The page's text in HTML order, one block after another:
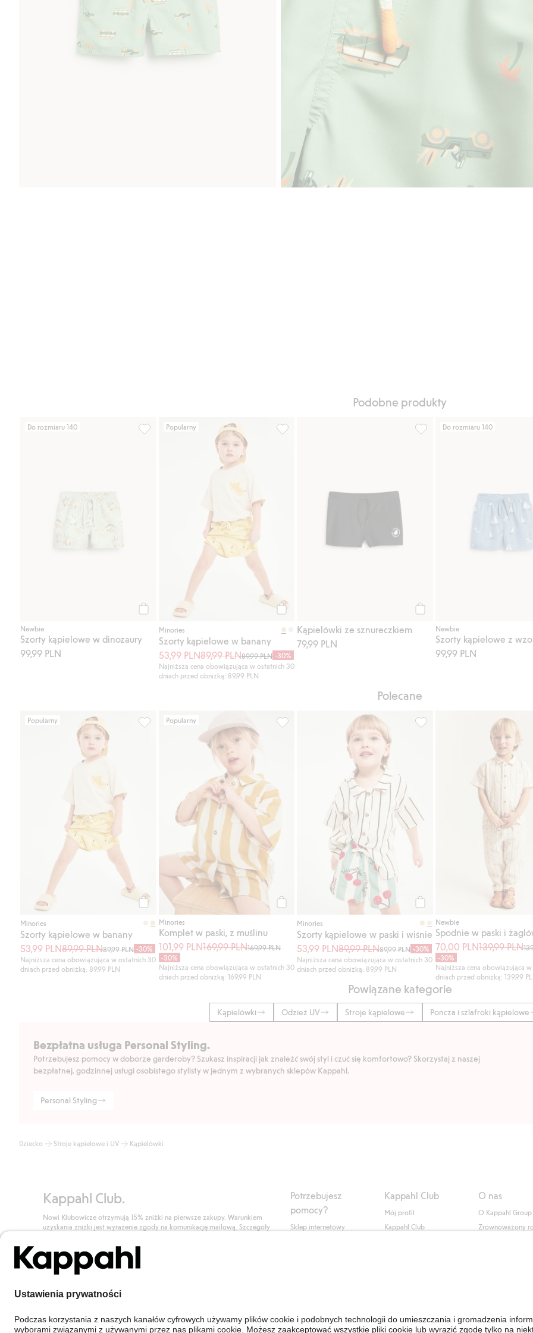
Podobne produkty
Do rozmiaru 140
Newbie
Szorty kąpielowe w dinozaury
99,99 PLN
Szorty kąpielowe w dinozaury, Dodaj do listy ulubione
Popularny
Minories
Szorty kąpielowe w banany
53,99 PLN89,99 PLN89,99 PLN -30%
Najniższa cena obowiązująca w ostatnich 30
dniach przed obniżką: 89,99 PLN
Kąpielówki ze sznureczkiem
79,99 PLN
Do rozmiaru 140
Newbie
99,99 PLN
Polecane
Popularny
Minories
Szorty kąpielowe w banany
53,99 PLN89,99 PLN89,99 PLN -30%
Najniższa cena obowiązująca w ostatnich 30
dniach przed obniżką: 89,99 PLN
Szorty kąpielowe w banany, Dodaj do listy ulubione
Popularny
Minories
Komplet w paski, z muślinu
101,99 PLN169,99 PLN169,99 PLN
-30%
Najniższa cena obowiązująca w ostatnich 30
dniach przed obniżką: 169,99 PLN
Komplet w paski, z muślinu, Dodaj do listy ulubione
Minories
Szorty kąpielowe w paski i wiśnie
53,99 PLN89,99 PLN89,99 PLN -30%
Najniższa cena obowiązująca w ostatnich 30
dniach przed obniżką: 89,99 PLN
Szorty kąpielowe w paski i
Newbie
Spodnie w paski i
70,00 PLN139,99 PLN
-30%
Najniższa cena obowiązująca
dniach przed obniżką: 139,99
Powiązane kategorie
Kąpielówki Odzież UV Stroje kąpielowe Poncza i szlafroki kąpielowe
Bezpłatna usługa Personal Styling.
Potrzebujesz pomocy w doborze garderoby? Szukasz inspiracji jak znaleźć swój styl i czuć się komfortowo? Skorzystaj z naszej
bezpłatnej, godzinnej usługi osobistego stylisty w jednym z wybranych sklepów Kappahl.
Personal Styling
Dziecko Stroje kąpielowe i UV Kąpielówki
Kappahl Club.
Nowi Klubowicze otrzymują 15% zniżki na pierwsze zakupy. Warunkiem
uzyskania zniżki jest wyrażenie zgody na komunikację mailową. Szczegóły
Dołącz do Klubu!
Potrzebujesz
pomocy?
Sklep internetowy
Personal Styling
Kappahl Club
Mój profil
Kappahl Club
O nas
O Kappahl Group
Zrównoważony